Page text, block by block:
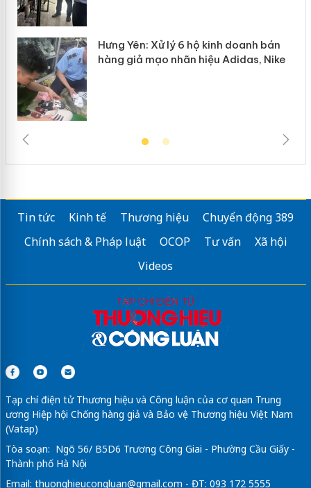
Hưng Yên: Xử lý 6 hộ kinh doanh bán
hàng giả mạo nhãn hiệu Adidas, Nike
Tin tức Kinh tế Thương hiệu
Chuyển động 389
Chính sách & Pháp luật
OCOP Tư vấn
Xã hội
Videos
Tạp chí điện tử Thương hiệu và Công luận của cơ quan Trung
ương Hiệp hội Chống hàng giả và Bảo vệ Thương hiệu Việt Nam
(Vatap)
Tòa soạn: Ngõ 56/ B5D6 Trương Công Giai - Phường Cầu Giấy -
Thành phố Hà Nội
Email: thuonghieucongluan@gmail.com - ĐT: 093 172 5555